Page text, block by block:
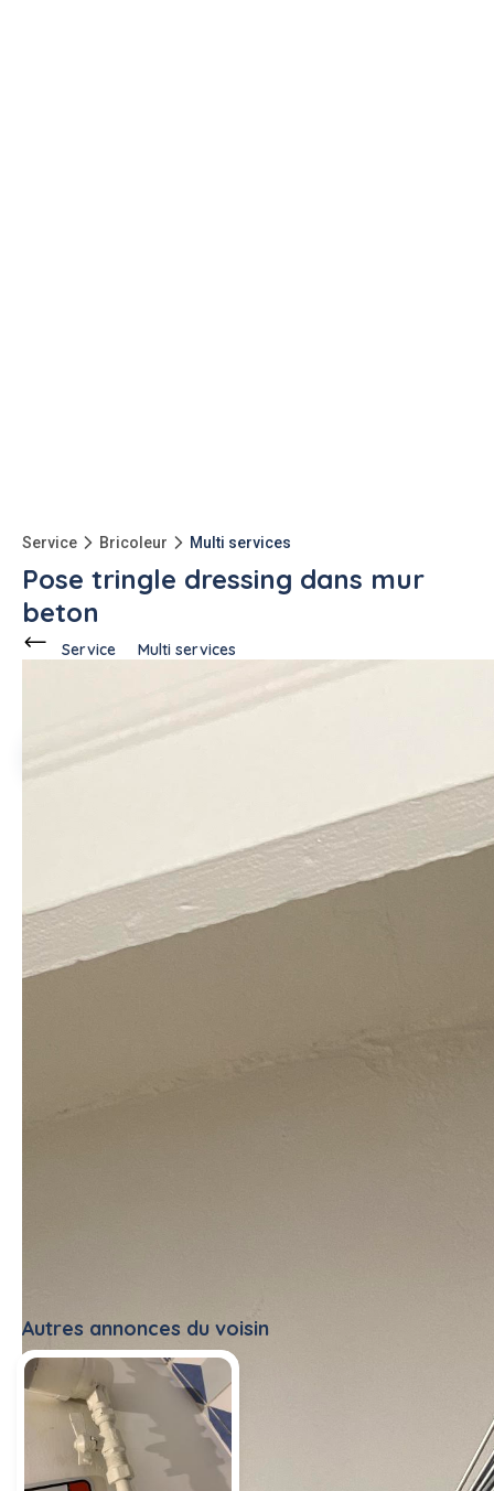
Service Bricoleur Multi services
Pose tringle dressing dans mur
beton
Service Multi services
Bonjour, je souhaiterais qu'on me fixe une tringle pour
vêtements qui est tombé récemment. Fixation avec cheville
solide requise. Merci !
#multi services
Autres annonces du voisin